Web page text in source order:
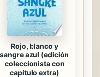
Rojo, blanco y
sangre azul (edición
coleccionista con
capítulo extra)